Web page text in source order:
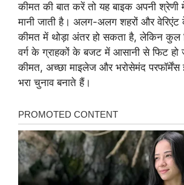
कीमत की बात करें तो यह बाइक अपनी श्रेणी
मानी जाती है। अलग-अलग शहरों और
कीमत में थोड़ा अंतर हो सकता है, लेकिन कुल
वर्ग के ग्राहकों के बजट में आसानी से फिट हो
कीमत, अच्छा माइलेज और भरोसेमंद
भरा चुनाव बनाते हैं।